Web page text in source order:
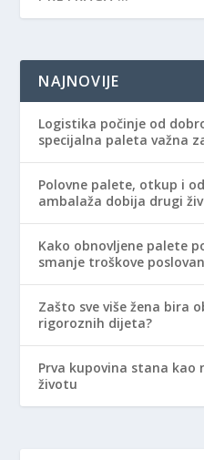
NAJNOVIJE
Logistika počinje od
specijalna paleta važna
Polovne palete, otkup i
ambalaža dobija drugi
Kako obnovljene palete
smanje troškove
Zašto sve više žena bira
rigoroznih dijeta?
Prva kupovina stana kao
životu